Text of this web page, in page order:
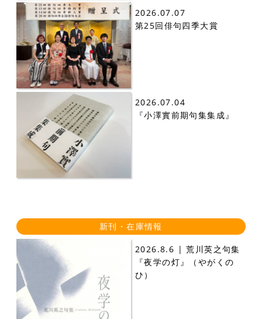
2026.07.07
第25回俳句四季大賞
2026.07.04
『小澤實前期句集集成』
新刊・在庫情報
2026.8.6 | 荒川英之句集
『夜学の灯』（やがくの
ひ）